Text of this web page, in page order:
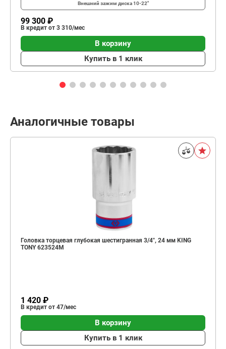
Внешний зажим диска10-22"
99 300 ₽
В кредит от 3 310/мес
В корзину
Купить в 1 клик
Аналогичные товары
Головка торцевая глубокая шестигранная 3/4", 24 мм KING
TONY 623524M
1 420 ₽
В кредит от 47/мес
В корзину
Купить в 1 клик